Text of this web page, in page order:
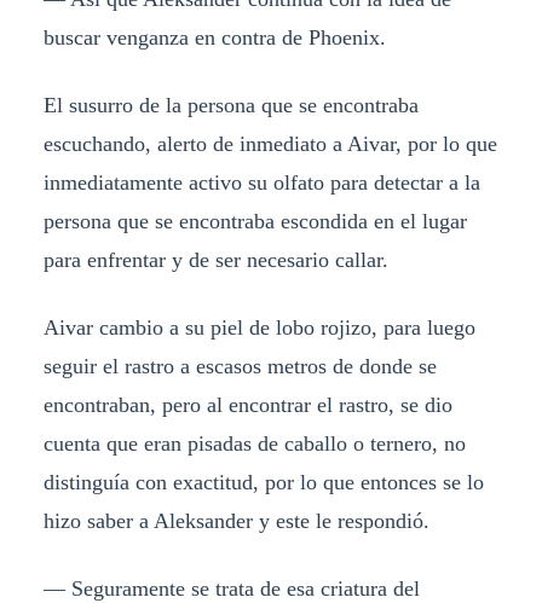
buscar venganza en contra de Phoenix.
El susurro de la persona que se encontraba
escuchando, alerto de inmediato a Aivar, por lo que
inmediatamente activo su olfato para detectar a la
persona que se encontraba escondida en el lugar
para enfrentar y de ser necesario callar.
Aivar cambio a su piel de lobo rojizo, para luego
seguir el rastro a escasos metros de donde se
encontraban, pero al encontrar el rastro, se dio
cuenta que eran pisadas de caballo o ternero, no
distinguía con exactitud, por lo que entonces se lo
hizo saber a Aleksander y este le respondió.
— Seguramente se trata de esa criatura del